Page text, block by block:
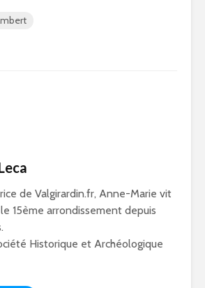
de Valgirardin.fr, Anne-Marie vit
15ème arrondissement depuis
Historique et Archéologique